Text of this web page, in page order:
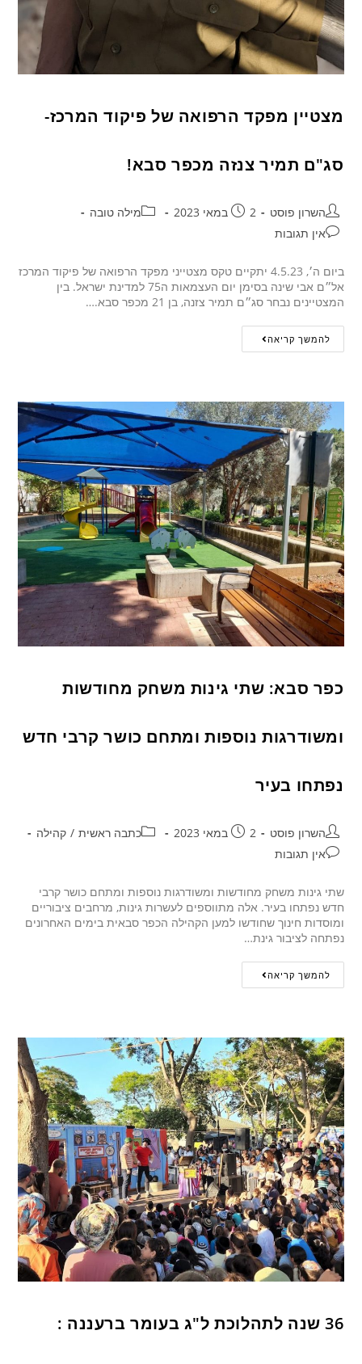
מצטיין מפקד הרפואה של פיקוד המרכז-
סג"ם תמיר צנזה מכפר סבא!
השרון פוסט 2 במאי 2023
מילה טובה
אין תגובות
ביום ה׳, 4.5.23 יתקיים טקס מצטייני מפקד הרפואה של פיקוד המרכז
אל״ם אבי שינה בסימן יום העצמאות ה75 למדינת ישראל. בין
המצטיינים נבחר סג״ם תמיר צזנה, בן 21 מכפר סבא.…
להמשך קריאה
כפר סבא: שתי גינות משחק מחודשות
ומשודרגות נוספות ומתחם כושר קרבי חדש
נפתחו בעיר
השרון פוסט 2 במאי 2023 כתבה ראשית / קהילה
אין תגובות
שתי גינות משחק מחודשות ומשודרגות נוספות ומתחם כושר קרבי
חדש נפתחו בעיר. אלה מתווספים לעשרות גינות, מרחבים ציבוריים
ומוסדות חינוך שחודשו למען הקהילה הכפר סבאית בימים האחרונים
נפתחה לציבור גינת…
להמשך קריאה
36 שנה לתהלוכת ל"ג בעומר ברעננה :